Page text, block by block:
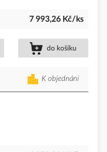
7 993,26 Kč/ks
do košíku
K objednání